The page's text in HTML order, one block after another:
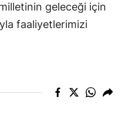
geleceği için
faaliyetlerimizi